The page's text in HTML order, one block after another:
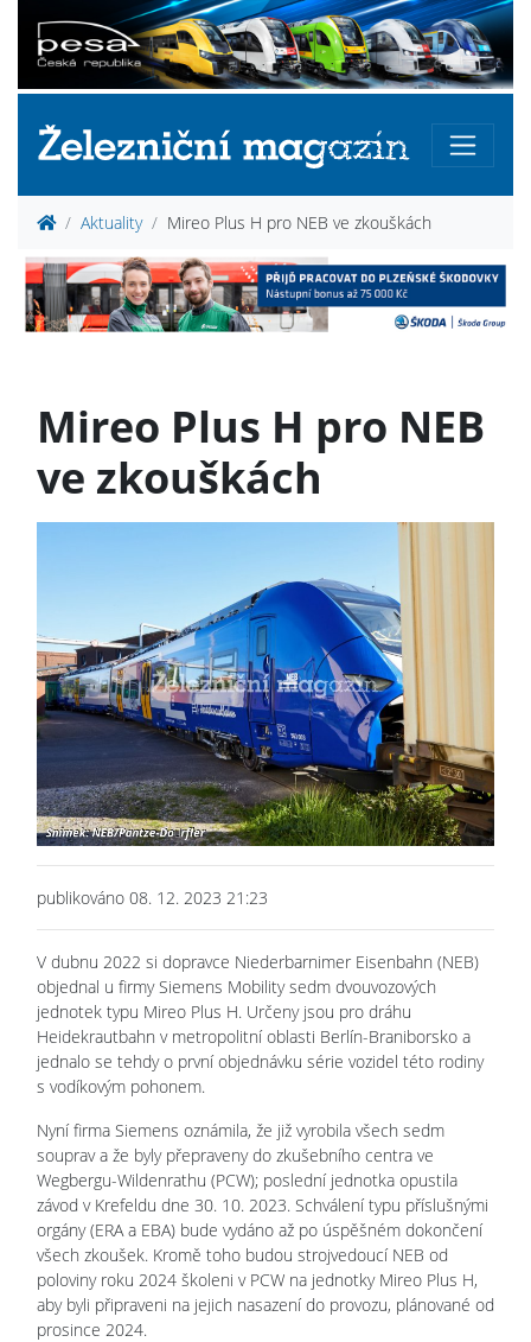
Aktuality Mireo Plus H pro NEB ve zkouškách
Mireo Plus H pro NEB
ve zkouškách
publikováno 08. 12. 2023 21:23
V dubnu 2022 si dopravce Niederbarnimer Eisenbahn (NEB)
objednal u firmy Siemens Mobility sedm dvouvozových
jednotek typu Mireo Plus H. Určeny jsou pro dráhu
Heidekrautbahn v metropolitní oblasti Berlín-Braniborsko a
jednalo se tehdy o první objednávku série vozidel této rodiny
s vodíkovým pohonem.
Nyní firma Siemens oznámila, že již vyrobila všech sedm
souprav a že byly přepraveny do zkušebního centra ve
Wegbergu-Wildenrathu (PCW); poslední jednotka opustila
závod v Krefeldu dne 30. 10. 2023. Schválení typu příslušnými
orgány (ERA a EBA) bude vydáno až po úspěšném dokončení
všech zkoušek. Kromě toho budou strojvedoucí NEB od
poloviny roku 2024 školeni v PCW na jednotky Mireo Plus H,
aby byli připraveni na jejich nasazení do provozu, plánované od
prosince 2024.